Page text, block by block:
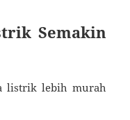
Semakin
listrik lebih murah